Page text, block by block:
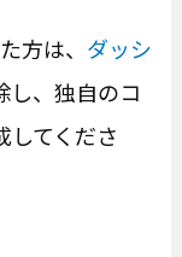
方は、 ダッシ
し、独自のコ
してくださ